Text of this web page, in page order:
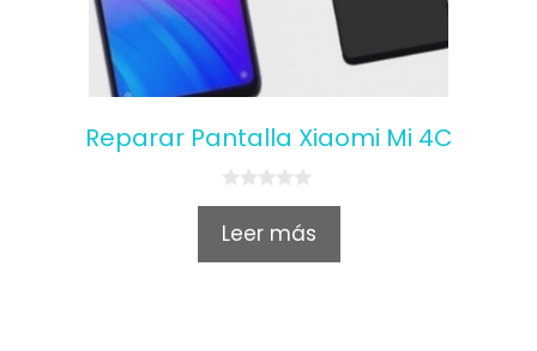
Reparar Pantalla Xiaomi Mi 4C
0
u
Leer más